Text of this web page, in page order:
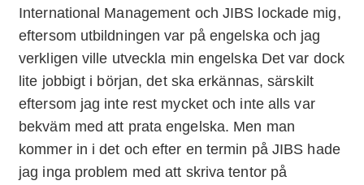
International Management och JIBS lockade mig,
eftersom utbildningen var på engelska och jag
verkligen ville utveckla min engelska Det var dock
lite jobbigt i början, det ska erkännas, särskilt
eftersom jag inte rest mycket och inte alls var
bekväm med att prata engelska. Men man
kommer in i det och efter en termin på JIBS hade
jag inga problem med att skriva tentor på